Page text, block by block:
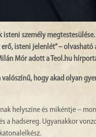
személy
isteni jelenlét” –
Mór adott a Teol.hu
valószínű, hogy akad olyan
helyszíne és mikéntje –
a hadsereg. Ugyanakkor